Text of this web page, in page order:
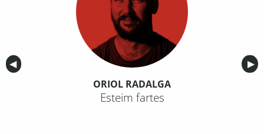
Anterior
◀︎ ▶︎
ORIOL RADALGA
Esteim fartes